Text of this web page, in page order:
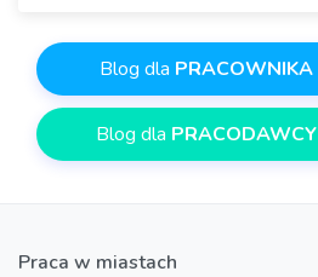
Blog dla PRACOWNIKA
Blog dla PRACODAWCY
Praca w miastach